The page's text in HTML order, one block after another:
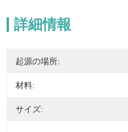
詳細情報
起源の場所:
材料:
サイズ: